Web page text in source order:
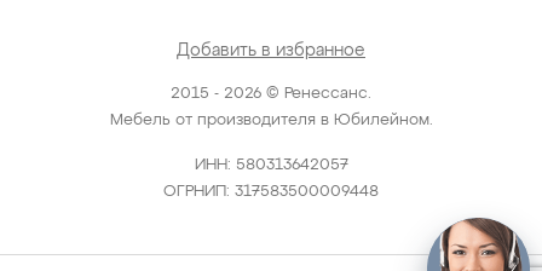
2015 - 2026 © Ренессанс.
Мебель от производителя в Юбилейном.
ИНН: 580313642057
ОГРНИП: 317583500009448
Добавить в избранное